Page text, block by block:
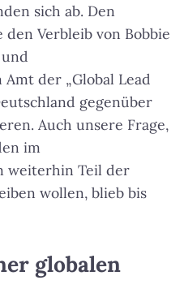
sich ab. Den
Verbleib von Bobbie
der „Global Lead
gegenüber
Auch unsere Frage,
im
weiterhin Teil der
wollen, blieb bis
globalen